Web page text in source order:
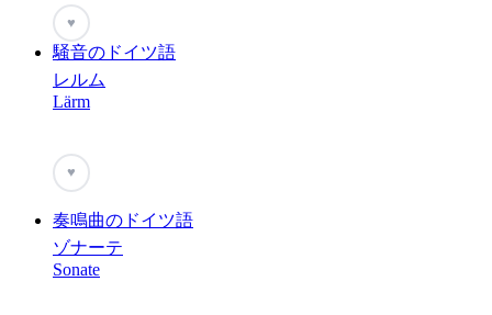
♥
騒音のドイツ語
レルム
Lärm
♥
奏鳴曲のドイツ語
ゾナーテ
Sonate